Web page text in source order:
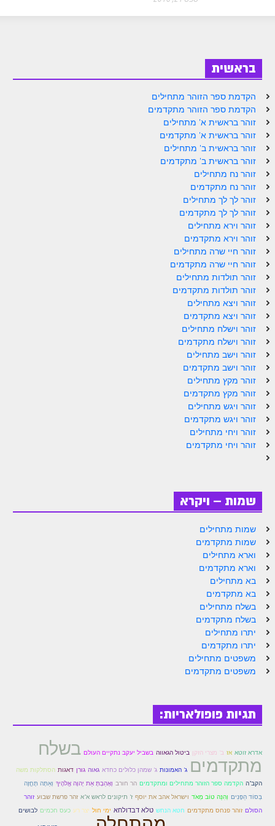
ספר הזוהר בראשית א' מתקדמים
ספר הזוהר נח מתחילים
ספר הזוהר נח מתקדמים
ספר הזוהר לך לך מתחילים
ספר הזוהר לך לך מתקדמים
ספר הזוהר וירא מתחילים
ספר הזוהר וירא מתקדמים
ספר הזוהר חיי שרה מתחילים
ספר הזוהר תולדות מתחילים
ספר הזוהר תולדות מתקדמים
ספר הזוהר ויצא מתחילים
ספר הזוהר ויצא מתקדמים
ספר הזוהר וישלח מתחילים
הזוהר הקדוש וישלח מתקדמים
הזוהר הקדוש וישב מתחילים
הזוהר הקדוש מקץ מתחילים
הזוהר הקדוש מקץ מתקדמים
הזוהר הקדוש ויגש מתקדמים
הזוהר הקדוש ויחי מתחילים
הזוהר הקדוש ויחי מתקדמים
ספר הזוהר – שמות
הזוהר הקדוש שמות מתחילים
הזוהר הקדוש שמות מתקדמים
הזוהר הקדוש וארא מתחילים
הזוהר הקדוש בא מתקדמים
הזוהר הקדוש בשלח מתקדמים
הזוהר הקדוש יתרו מתקדמים
בראשית
הקדמת ספר הזוהר מתחילים
הקדמת ספר הזוהר מתקדמים
זוהר בראשית א' מתחילים
זוהר בראשית א' מתקדמים
זוהר בראשית ב' מתחילים
זוהר בראשית ב' מתקדמים
זוהר נח מתחילים
זוהר נח מתקדמים
זוהר לך לך מתחילים
זוהר לך לך מתקדמים
זוהר וירא מתחילים
זוהר וירא מתקדמים
זוהר חיי שרה מתחילים
זוהר חיי שרה מתקדמים
זוהר תולדות מתחילים
זוהר תולדות מתקדמים
זוהר ויצא מתחילים
זוהר ויצא מתקדמים
זוהר וישלח מתחילים
זוהר וישלח מתקדמים
זוהר וישב מתחילים
זוהר וישב מתקדמים
זוהר מקץ מתחילים
זוהר מקץ מתקדמים
זוהר ויגש מתחילים
זוהר ויגש מתקדמים
זוהר ויחי מתחילים
זוהר ויחי מתקדמים
שמות – ויקרא
שמות מתחילים
שמות מתקדמים
וארא מתחילים
וארא מתקדמים
בא מתחילים
בא מתקדמים
בשלח מתחילים
בשלח מתקדמים
יתרו מתחילים
יתרו מתקדמים
משפטים מתחילים
משפטים מתקדמים
תגיות פופולאריות:
אדרא זוטא אז ב' מצרי הזקן ביטול הגאווה בשביל יעקב נתקיים העולם בשלח
מתקדמים ג' האמונות ג' שמהן כלולים כחדא גאוה גורן דאגות הסתלקות משה
הקב"ה הקדמה ספר הזוהר מתחילים ומתקדמים הר חורב וְאָהַבְתָּ אֵת יְהוָה אֱלֹהֶיךָ וְאַתָּה תֶּחֱזֶה
בְּסוֹד הַפָּנִים וְהִנֵּה טוֹב מְאֹד וישראל אהב את יוסף ז' תיקונים לראש א"א זהר פרשת שבוע זוהר
הסולם זוהר פנחס מתקדמים חטא הנחש טלא דבדולחא ימי חול יצר רע כעס חכמים לבושים